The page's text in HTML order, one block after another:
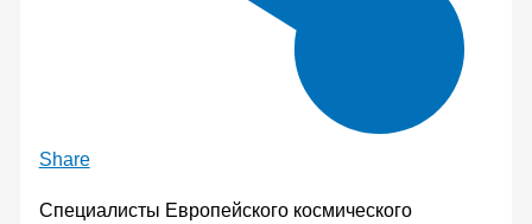
Share
Специалисты Европейского космического